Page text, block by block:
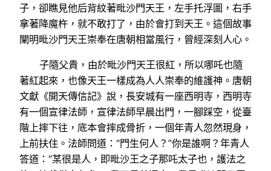
子，卻瞧見他后背紋著毗沙門天王，左手托浮圖，右手
拿著降魔杵，就不敢打了，由於會打到天王。這個故事
闡明毗沙門天王崇奉在唐朝相當風行，曾經深刻人心。
子隨父貴，由於毗沙門天王很紅，所以哪吒也隨
著紅起來，也像天王一樣成為人人崇奉的維護神。唐朝
文獻《開天傳信記》說，長安城有一座西明寺，西明寺
有一個宣律法師，宣律法師早晨出門，一腳踩空，從臺
階上摔下往，底本會摔成骨折，一個年青人忽然現身，
上前扶住。法師問道：“門生何人？”你是誰啊？年青人
答道：“某很是人，即毗沙王之子那吒太子也，護法之